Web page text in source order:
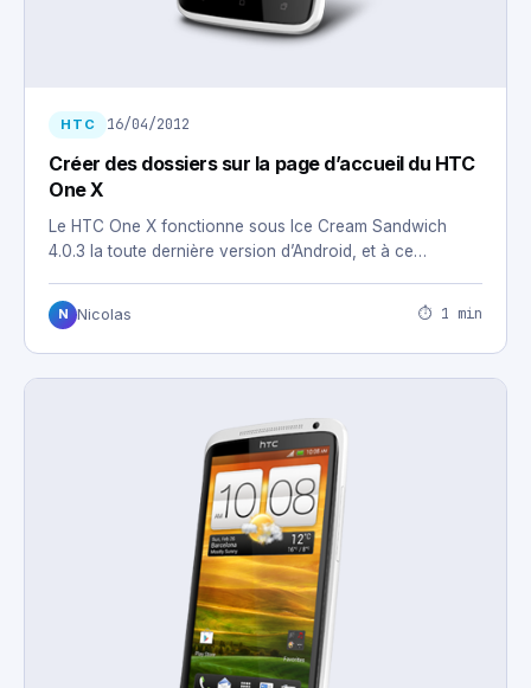
HTC 16/04/2012
Créer des dossiers sur la page d’accueil du HTC
One X
Le HTC One X fonctionne sous Ice Cream Sandwich
4.0.3 la toute dernière version d’Android, et à ce…
N Nicolas ⏱ 1 min